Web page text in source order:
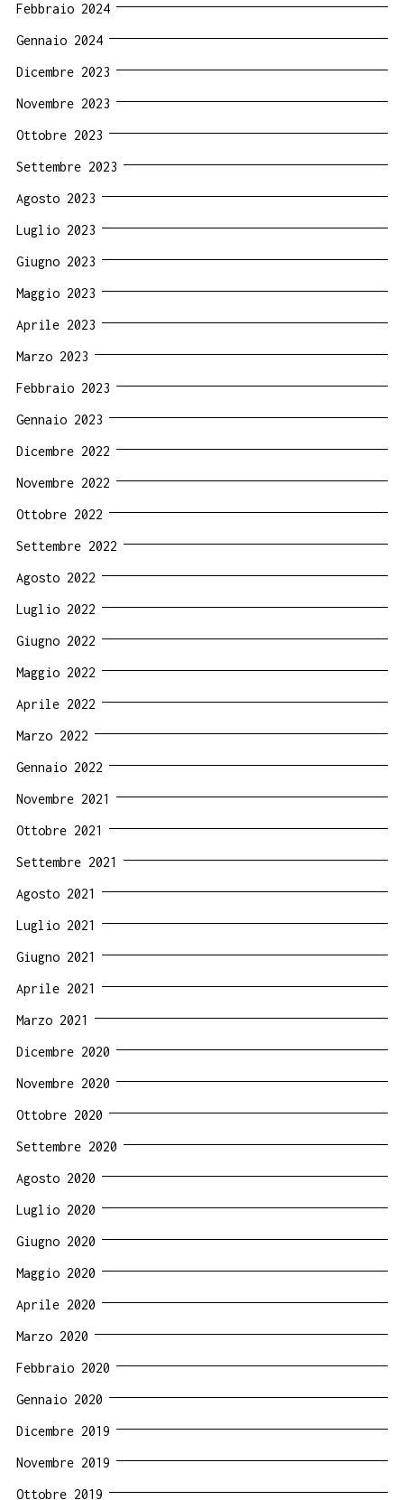
Febbraio 2024
Gennaio 2024
Dicembre 2023
Novembre 2023
Ottobre 2023
Settembre 2023
Agosto 2023
Luglio 2023
Giugno 2023
Maggio 2023
Aprile 2023
Marzo 2023
Febbraio 2023
Gennaio 2023
Dicembre 2022
Novembre 2022
Ottobre 2022
Settembre 2022
Agosto 2022
Luglio 2022
Giugno 2022
Maggio 2022
Aprile 2022
Marzo 2022
Gennaio 2022
Novembre 2021
Ottobre 2021
Settembre 2021
Agosto 2021
Luglio 2021
Giugno 2021
Aprile 2021
Marzo 2021
Dicembre 2020
Novembre 2020
Ottobre 2020
Settembre 2020
Agosto 2020
Luglio 2020
Giugno 2020
Maggio 2020
Aprile 2020
Marzo 2020
Febbraio 2020
Gennaio 2020
Dicembre 2019
Novembre 2019
Ottobre 2019